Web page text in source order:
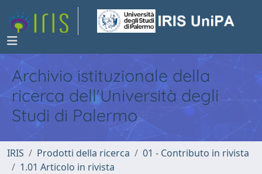
Archivio istituzionale della
ricerca dell'Università degli
Studi di Palermo
IRIS Prodotti della ricerca
01 - Contributo in rivista
1.01 Articolo in rivista